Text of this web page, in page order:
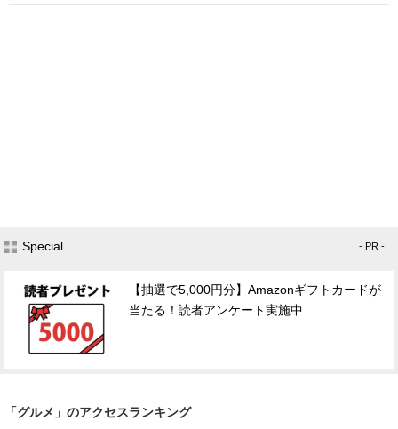
Special - PR -
【抽選で5,000円分】Amazonギフトカードが
当たる！読者アンケート実施中
「グルメ」のアクセスランキング